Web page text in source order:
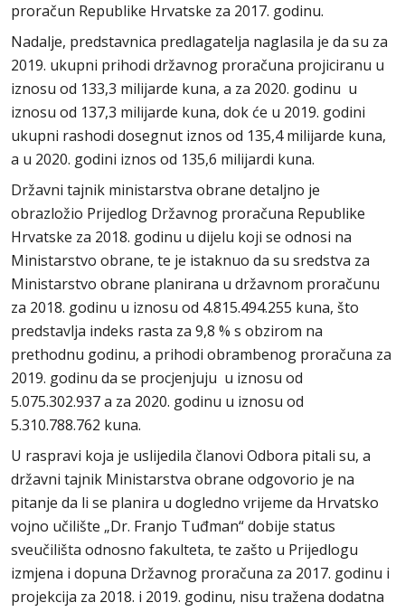
proračun Republike Hrvatske za 2017. godinu.
Nadalje, predstavnica predlagatelja naglasila je da su za
2019. ukupni prihodi državnog proračuna projiciranu u
iznosu od 133,3 milijarde kuna, a za 2020. godinu u
iznosu od 137,3 milijarde kuna, dok će u 2019. godini
ukupni rashodi dosegnut iznos od 135,4 milijarde kuna,
a u 2020. godini iznos od 135,6 milijardi kuna.
Državni tajnik ministarstva obrane detaljno je
obrazložio Prijedlog Državnog proračuna Republike
Hrvatske za 2018. godinu u dijelu koji se odnosi na
Ministarstvo obrane, te je istaknuo da su sredstva za
Ministarstvo obrane planirana u državnom proračunu
za 2018. godinu u iznosu od 4.815.494.255 kuna, što
predstavlja indeks rasta za 9,8 % s obzirom na
prethodnu godinu, a prihodi obrambenog proračuna za
2019. godinu da se procjenjuju u iznosu od
5.075.302.937 a za 2020. godinu u iznosu od
5.310.788.762 kuna.
U raspravi koja je uslijedila članovi Odbora pitali su, a
državni tajnik Ministarstva obrane odgovorio je na
pitanje da li se planira u dogledno vrijeme da Hrvatsko
vojno učilište „Dr. Franjo Tuđman“ dobije status
sveučilišta odnosno fakulteta, te zašto u Prijedlogu
izmjena i dopuna Državnog proračuna za 2017. godinu i
projekcija za 2018. i 2019. godinu, nisu tražena dodatna